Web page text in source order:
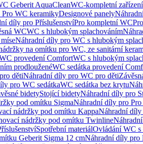
Geberit AquaCleanWC-kompletní zařízení
WC keramikyDesignové panely
díly pro PříslušenstvíPro kompletní WC
WCWC s hlubokým splachováním
Náhradní díly pro WC s hlubokým
na omítku pro WC, ze sanitární
provedení ComfortWC s hlubokým
prodlouženéWC sedátka provedení
dětiNáhradní díly pro WC pro děti
pro WC sedátkaWC sedátka bez krytu
bidetyStojící bidetyNáhradní díly pro
pod omítku SigmaNáhradní díly pro
nádržky pod omítku KappaNáhradní díly
nádržky pod omítku Twinline
Spotřební materiálOvládání WC s
Geberit Sigma 12 cmNáhradní díly pro